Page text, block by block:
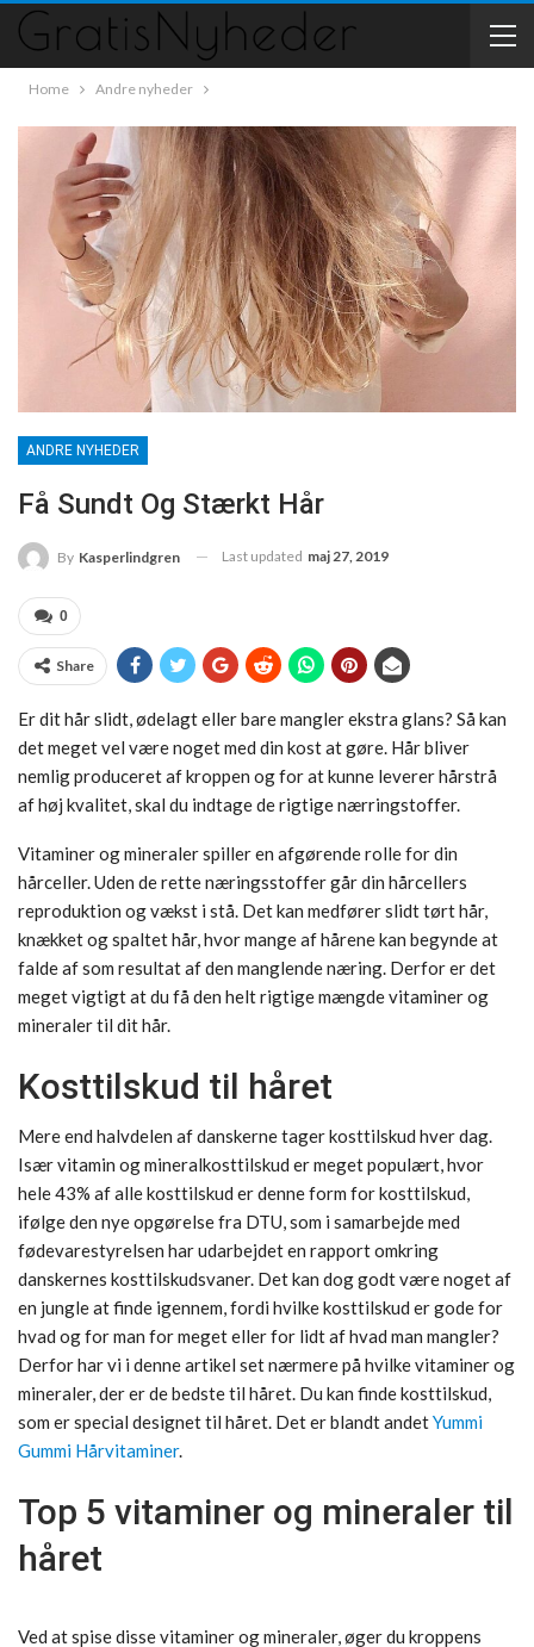
Home Andre nyheder
ANDRE NYHEDER
Få Sundt Og Stærkt Hår
By Kasperlindgren Last updated maj 27, 2019
0
Share
Er dit hår slidt, ødelagt eller bare mangler ekstra glans? Så kan
det meget vel være noget med din kost at gøre. Hår bliver
nemlig produceret af kroppen og for at kunne leverer hårstrå
af høj kvalitet, skal du indtage de rigtige nærringstoffer.
Vitaminer og mineraler spiller en afgørende rolle for din
hårceller. Uden de rette næringsstoffer går din hårcellers
reproduktion og vækst i stå. Det kan medfører slidt tørt hår,
knækket og spaltet hår, hvor mange af hårene kan begynde at
falde af som resultat af den manglende næring. Derfor er det
meget vigtigt at du få den helt rigtige mængde vitaminer og
mineraler til dit hår.
Kosttilskud til håret
Mere end halvdelen af danskerne tager kosttilskud hver dag.
Især vitamin og mineralkosttilskud er meget populært, hvor
hele 43% af alle kosttilskud er denne form for kosttilskud,
ifølge den nye opgørelse fra DTU, som i samarbejde med
fødevarestyrelsen har udarbejdet en rapport omkring
danskernes kosttilskudsvaner. Det kan dog godt være noget af
en jungle at finde igennem, fordi hvilke kosttilskud er gode for
hvad og for man for meget eller for lidt af hvad man mangler?
Derfor har vi i denne artikel set nærmere på hvilke vitaminer og
mineraler, der er de bedste til håret. Du kan finde kosttilskud,
som er special designet til håret. Det er blandt andetYummi
Gummi Hårvitaminer.
Top 5 vitaminer og mineraler til
håret
Ved at spise disse vitaminer og mineraler, øger du kroppens